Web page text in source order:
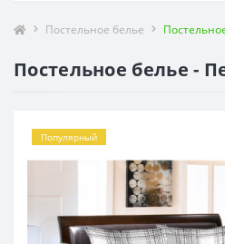
Постельное белье
Постельное белье -
Популярный